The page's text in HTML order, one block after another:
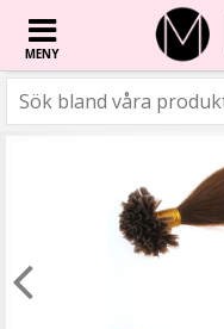
MENY